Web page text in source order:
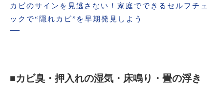
カビのサインを見逃さない！家庭でできるセルフチェ
ックで“隠れカビ”を早期発見しよう
■カビ臭・押入れの湿気・床鳴り・畳の浮き